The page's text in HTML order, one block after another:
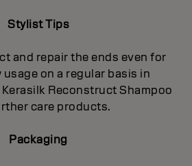
Stylist Tips
and repair the ends even for
on a regular basis in
Reconstruct Shampoo
care products.
Packaging